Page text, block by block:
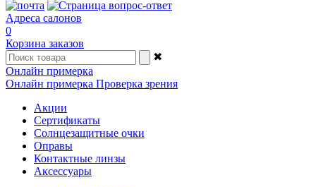
Адреса салонов
0
Корзина заказов
✖
Онлайн примерка
Онлайн примерка Проверка зрения
Акции
Сертификаты
Солнцезащитные очки
Оправы
Контактные линзы
Аксессуары